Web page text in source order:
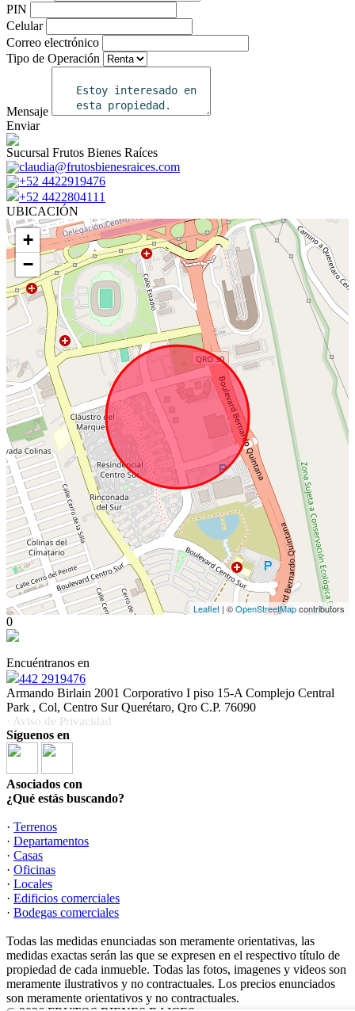
PIN
Celular
Correo electrónico
Tipo de Operación
Mensaje
Enviar
Sucursal Frutos Bienes Raíces
claudia@frutosbienesraices.com
+52 4422919476
+52 4422804111
UBICACIÓN
+
−
Leaflet | ©OpenStreetMapcontributors
0
Encuéntranos en
442 2919476
Armando Birlain 2001 Corporativo I piso 15-A Complejo Central
Park , Col, Centro Sur Querétaro, Qro C.P. 76090
· Aviso de Privacidad
Síguenos en
Asociados con
¿Qué estás buscando?
· Terrenos
· Departamentos
· Casas
· Oficinas
· Locales
· Edificios comerciales
· Bodegas comerciales
Todas las medidas enunciadas son meramente orientativas, las
medidas exactas serán las que se expresen en el respectivo título de
propiedad de cada inmueble. Todas las fotos, imagenes y videos son
meramente ilustrativos y no contractuales. Los precios enunciados
son meramente orientativos y no contractuales.